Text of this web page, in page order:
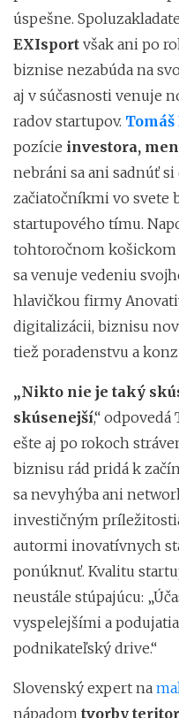
úspešne.
EXIsport však ani po
biznise nezabúda na
aj v súčasnosti venuje
radov startupov. Tomáš
pozície investora,
nebráni sa ani sadnúť
začiatočníkmi vo svete
startupového tímu.
tohtoročnom košickom
sa venuje vedeniu
hlavičkou firmy
digitalizácii, biznisu
tiež poradenstvu a
„Nikto nie je taký
skúsenejší,“ odpovedá
ešte aj po rokoch
biznisu rád pridá k
sa nevyhýba ani
investičným
autormi inovatívnych
ponúknuť. Kvalitu
neustále stúpajúcu:
vyspelejšími a
podnikateľský drive.“
Slovenský expert na
nápadom tvorby